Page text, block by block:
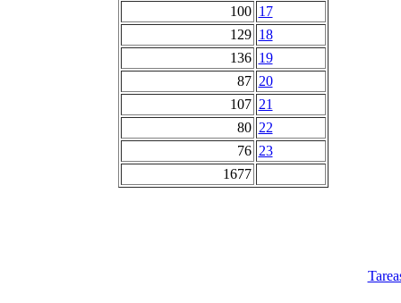
100 17
129 18
136 19
87 20
107 21
80 22
76 23
1677